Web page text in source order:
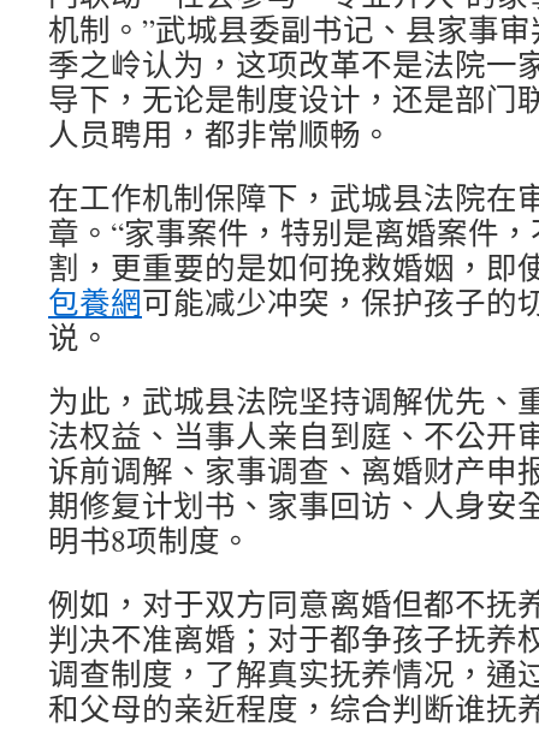
机制。”武城县委副书记、县家事
季之岭认为，这项改革不是法院一
导下，无论是制度设计，还是部门
人员聘用，都非常顺畅。
在工作机制保障下，武城县法院在
章。“家事案件，特别是离婚案件
割，更重要的是如何挽救婚姻，即
包養網可能减少冲突，保护孩子的
说。
为此，武城县法院坚持调解优先、
法权益、当事人亲自到庭、不公开
诉前调解、家事调查、离婚财产申
期修复计划书、家事回访、人身安
明书8项制度。
例如，对于双方同意离婚但都不抚
判决不准离婚；对于都争孩子抚养
调查制度，了解真实抚养情况，通
和父母的亲近程度，综合判断谁抚